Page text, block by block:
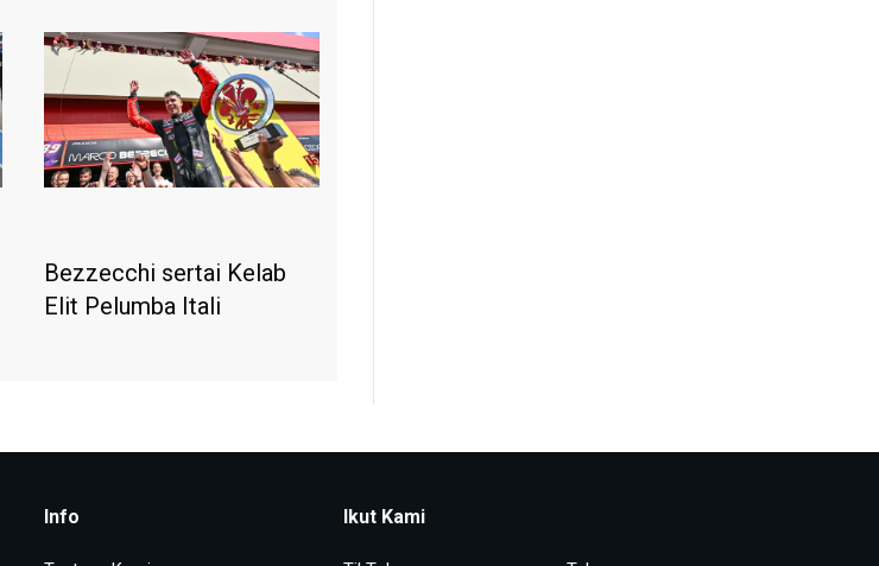
Bezzecchi sertai Kelab
Elit Pelumba Itali
Info Ikut Kami